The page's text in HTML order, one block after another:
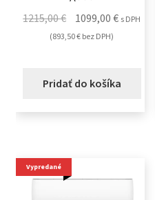
1215,00€
Pôvodná
cena
1099,00€Aktuálna
s DPH
(893,50€ bez DPH)
Pridať do košíka
Vypredané